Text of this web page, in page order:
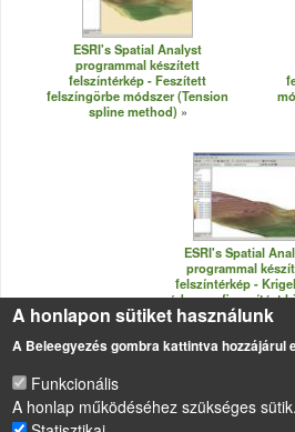
ESRI's Spatial Analyst
programmal készített
felszíntérkép - Feszített
felszíngörbe módszer (Tension
spline method)
ESRI's Spatial
programmal
felszíntérkép -
módszer – finomítást
(Kriging method)
A honlapon sütiket használunk
A Beleegyezés gombra kattintva hozzájárul
Funkcionális
A honlap működéséhez szükséges sütik.